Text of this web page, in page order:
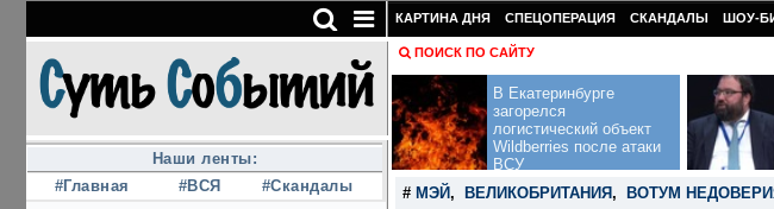
Наши ленты:
#Главная
#ВСЯ #Скандалы
КАРТИНА ДНЯ СПЕЦОПЕРАЦИЯ СКАНДАЛЫ ШОУ-
ПОИСК ПО САЙТУ
В Екатеринбурге
загорелся
логистический объект
Wildberries после атаки
ВСУ
# МЭЙ , ВЕЛИКОБРИТАНИЯ , ВОТУМ